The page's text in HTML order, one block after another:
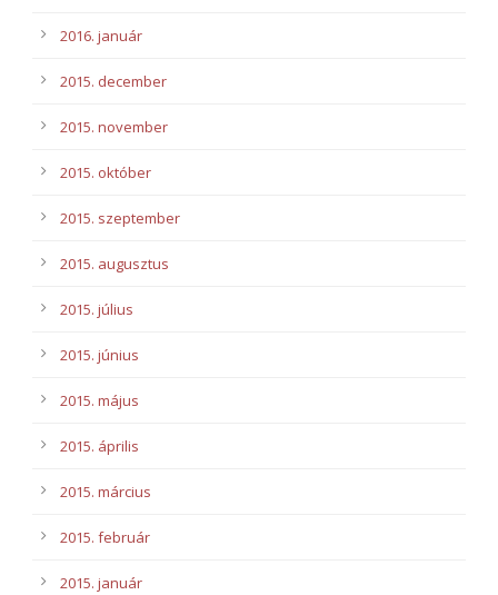
2016. január
2015. december
2015. november
2015. október
2015. szeptember
2015. augusztus
2015. július
2015. június
2015. május
2015. április
2015. március
2015. február
2015. január